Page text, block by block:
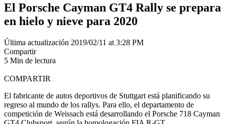
El Porsche Cayman GT4 Rally se prepara
en hielo y nieve para 2020
Última actualización 2019/02/11 at 3:28 PM
Compartir
5 Min de lectura
COMPARTIR
El fabricante de autos deportivos de Stuttgart está planificando su
regreso al mundo de los rallys. Para ello, el departamento de
competición de Weissach está desarrollando el Porsche 718 Cayman